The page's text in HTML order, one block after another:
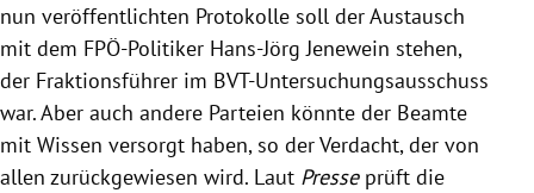
nun veröffentlichten Protokolle soll der Austausch
mit dem FPÖ-Politiker Hans-Jörg Jenewein stehen,
der Fraktionsführer im BVT-Untersuchungsausschuss
war. Aber auch andere Parteien könnte der Beamte
mit Wissen versorgt haben, so der Verdacht, der von
allen zurückgewiesen wird. Laut Presse prüft die